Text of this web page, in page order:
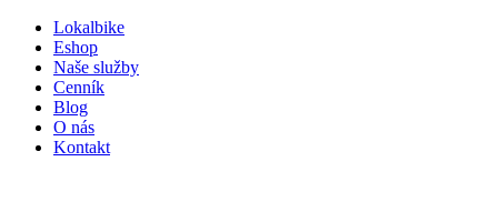
Lokalbike
Eshop
Naše služby
Cenník
Blog
O nás
Kontakt